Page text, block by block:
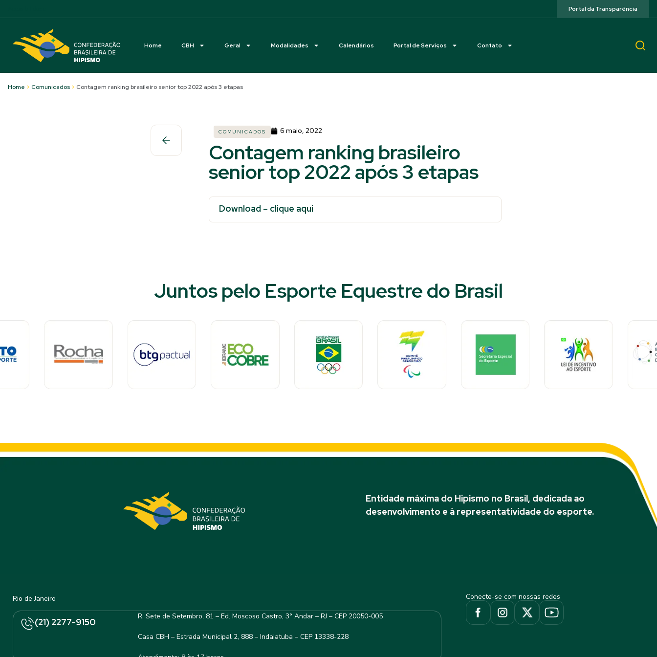
Portal da Transparência
Home CBH Geral Modalidades Calendários Portal de Serviços Contato
Home > Comunicados > Contagem ranking brasileiro senior top 2022 após 3 etapas
COMUNICADOS 6 maio, 2022
Contagem ranking brasileiro
senior top 2022 após 3 etapas
Download – clique aqui
Juntos pelo Esporte Equestre do Brasil
Entidade máxima do Hipismo no Brasil, dedicada ao
desenvolvimento e à representatividade do esporte.
Rio de Janeiro
(21) 2277-9150
R. Sete de Setembro, 81 – Ed. Moscoso Castro, 3° Andar – RJ – CEP 20050-005
Casa CBH – Estrada Municipal 2, 888 – Indaiatuba – CEP 13338-228
Conecte-se com nossas redes